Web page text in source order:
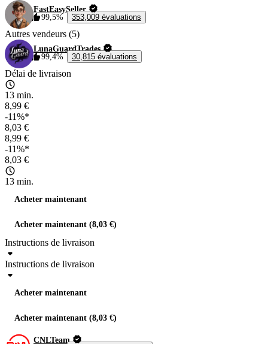
FastEasySeller
99,5%
353,009 évaluations
Autres vendeurs (5)
LunaGuardTrades
99,4%
30,815 évaluations
Délai de livraison
13 min.
8,99 €
-11%*
8,03 €
8,99 €
-11%*
8,03 €
13 min.
Acheter maintenant
Acheter maintenant (8,03 €)
Instructions de livraison
Instructions de livraison
Acheter maintenant
Acheter maintenant (8,03 €)
CNLTeam